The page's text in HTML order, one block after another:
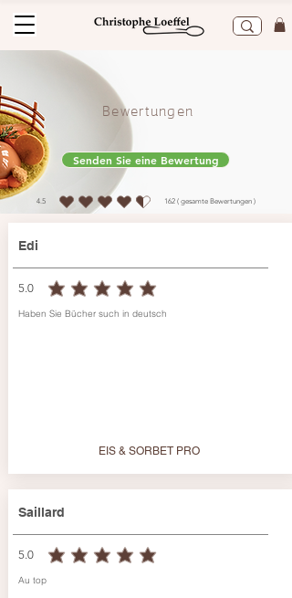
Senden Sie eine Bewertung
Bewertungen
4.5 162 ( gesamte Bewertungen )
durchschnittliches Rating ist 4.5 von 5,
Edi
5.0
durchschnittliches Rating ist 5 von 5
Haben Sie Bücher such in deutsch
EIS & SORBET PRO
Saillard
5.0
durchschnittliches Rating ist 5 von 5
Au top